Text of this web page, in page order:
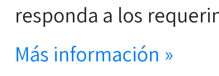
responda a los
Más información »